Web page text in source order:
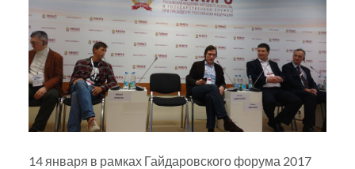
14 января в рамках Гайдаровского форума 2017